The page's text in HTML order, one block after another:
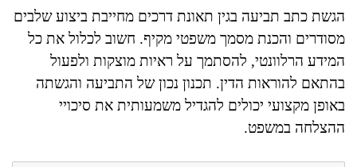
הגשת כתב תביעה בגין תאונת דרכים מחייבת ביצוע שלבים
מסודרים והכנת מסמך משפטי מקיף. חשוב לכלול את כל
המידע הרלוונטי, להסתמך על ראיות מוצקות ולפעול
בהתאם להוראות הדין. תכנון נכון של התביעה והגשתה
באופן מקצועי יכולים להגדיל משמעותית את סיכויי
ההצלחה במשפט.